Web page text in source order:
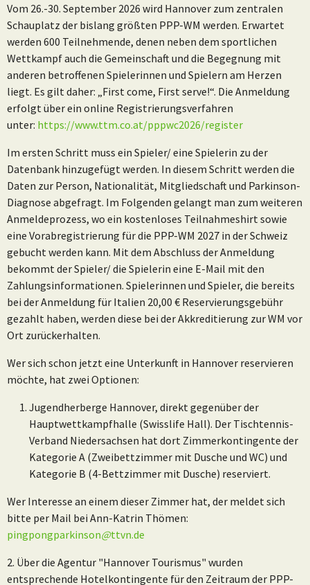
Vom 26.-30. September 2026 wird Hannover zum zentralen
Schauplatz der bislang größten PPP-WM werden. Erwartet
werden 600 Teilnehmende, denen neben dem sportlichen
Wettkampf auch die Gemeinschaft und die Begegnung mit
anderen betroffenen Spielerinnen und Spielern am Herzen
liegt. Es gilt daher: „First come, First serve!“. Die Anmeldung
erfolgt über ein online Registrierungsverfahren
unter: https://www.ttm.co.at/pppwc2026/register
Im ersten Schritt muss ein Spieler/ eine Spielerin zu der
Datenbank hinzugefügt werden. In diesem Schritt werden die
Daten zur Person, Nationalität, Mitgliedschaft und Parkinson-
Diagnose abgefragt. Im Folgenden gelangt man zum weiteren
Anmeldeprozess, wo ein kostenloses Teilnahmeshirt sowie
eine Vorabregistrierung für die PPP-WM 2027 in der Schweiz
gebucht werden kann. Mit dem Abschluss der Anmeldung
bekommt der Spieler/ die Spielerin eine E-Mail mit den
Zahlungsinformationen. Spielerinnen und Spieler, die bereits
bei der Anmeldung für Italien 20,00 € Reservierungsgebühr
gezahlt haben, werden diese bei der Akkreditierung zur WM vor
Ort zurückerhalten.
Wer sich schon jetzt eine Unterkunft in Hannover reservieren
möchte, hat zwei Optionen:
Jugendherberge Hannover, direkt gegenüber der
Hauptwettkampfhalle (Swisslife Hall). Der Tischtennis-
Verband Niedersachsen hat dort Zimmerkontingente der
Kategorie A (Zweibettzimmer mit Dusche und WC) und
Kategorie B (4-Bettzimmer mit Dusche) reserviert.
Wer Interesse an einem dieser Zimmer hat, der meldet sich
bitte per Mail bei Ann-Katrin Thömen:
pingpongparkinson@ttvn.de
2. Über die Agentur "Hannover Tourismus" wurden
entsprechende Hotelkontingente für den Zeitraum der PPP-